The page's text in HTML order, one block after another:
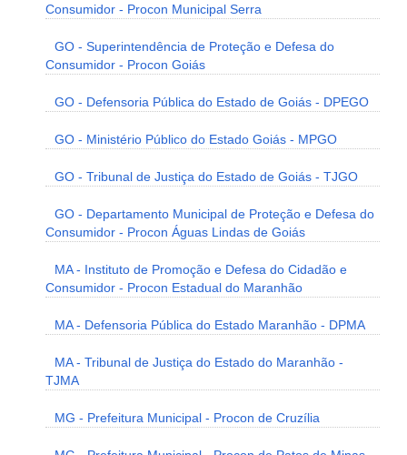
Consumidor - Procon Municipal Serra
GO - Superintendência de Proteção e Defesa do
Consumidor - Procon Goiás
GO - Defensoria Pública do Estado de Goiás - DPEGO
GO - Ministério Público do Estado Goiás - MPGO
GO - Tribunal de Justiça do Estado de Goiás - TJGO
GO - Departamento Municipal de Proteção e Defesa do
Consumidor - Procon Águas Lindas de Goiás
MA - Instituto de Promoção e Defesa do Cidadão e
Consumidor - Procon Estadual do Maranhão
MA - Defensoria Pública do Estado Maranhão - DPMA
MA - Tribunal de Justiça do Estado do Maranhão -
TJMA
MG - Prefeitura Municipal - Procon de Cruzília